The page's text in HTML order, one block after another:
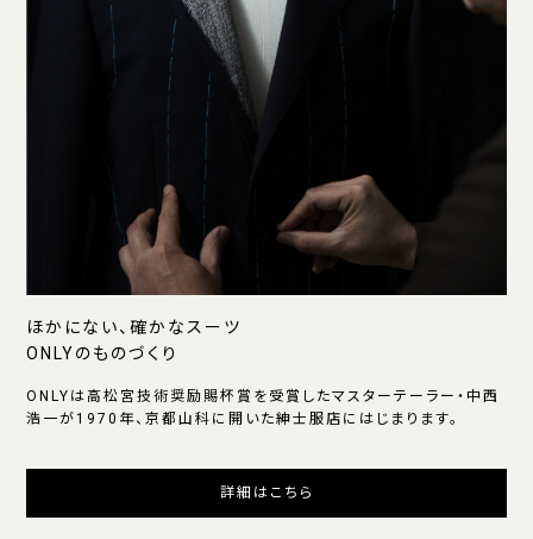
ほかにない、確かなスーツ
ONLYのものづくり
ONLYは高松宮技術奨励賜杯賞を受賞したマスターテーラー・中西
浩一が1970年、京都山科に開いた紳士服店にはじまります。
詳細はこちら